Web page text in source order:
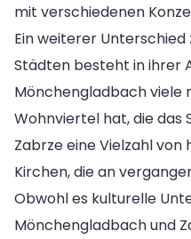
mit verschiedenen
Ein weiterer
Städten besteht in ihrer
Mönchengladbach viele
Wohnviertel hat, die das
Zabrze eine Vielzahl
Kirchen, die an
Obwohl es kulturelle
Mönchengladbach und